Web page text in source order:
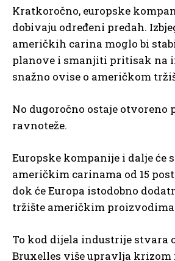
Kratkoročno, europske
dobivaju određeni predah.
američkih carina moglo bi
planove i smanjiti pritisak na
snažno ovise o američkom
No dugoročno ostaje otvoreno
ravnoteže.
Europske kompanije i dalje će
američkim carinama od 15
dok će Europa istodobno
tržište američkim
To kod dijela industrije stvara
Bruxelles više upravlja krizom